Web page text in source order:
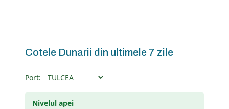
Cotele Dunarii din ultimele 7 zile
Port:
Nivelul apei